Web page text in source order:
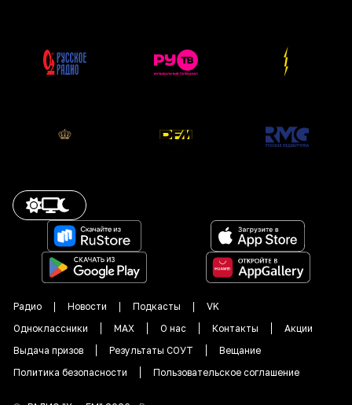
Радио Новости Подкасты
VK
Одноклассники
MAX О нас Контакты
Акции
Выдача призов
Результаты СОУТ
Вещание
Политика безопасности
Пользовательское соглашение